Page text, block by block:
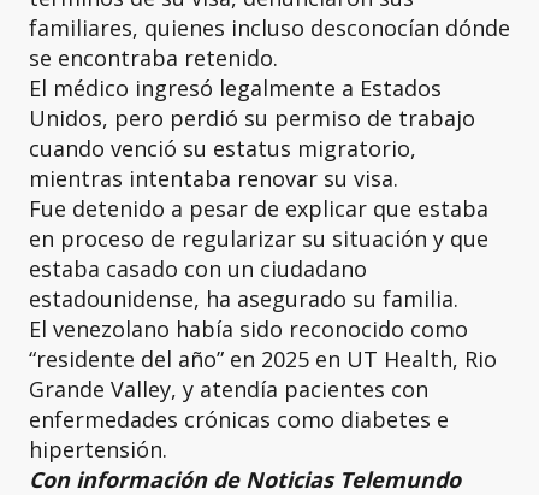
familiares, quienes incluso desconocían dónde
se encontraba retenido.
El médico ingresó legalmente a Estados
Unidos, pero perdió su permiso de trabajo
cuando venció su estatus migratorio,
mientras intentaba renovar su visa.
Fue detenido a pesar de explicar que estaba
en proceso de regularizar su situación y que
estaba casado con un ciudadano
estadounidense, ha asegurado su familia.
El venezolano había sido reconocido como
“residente del año” en 2025 en UT Health, Rio
Grande Valley, y atendía pacientes con
enfermedades crónicas como diabetes e
hipertensión.
Con información de Noticias Telemundo